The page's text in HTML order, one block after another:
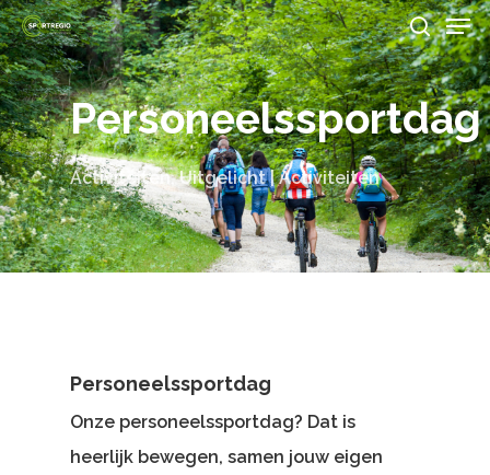
Skip
to
main
content
search
Personeelssportdag
Activiteiten,Uitgelicht | Activiteiten
Personeelssportdag
Onze personeelssportdag? Dat is
heerlijk bewegen, samen jouw eigen
Close
Menu